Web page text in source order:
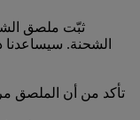
ثبّت ملصق
الشحنة.
تأكد من أن الملصق